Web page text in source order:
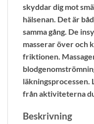
skyddar dig mot
hälsenan. Det är
samma gång. De
masserar över och
friktionen.
läkningsprocessen.
från aktiviteterna
Beskrivning